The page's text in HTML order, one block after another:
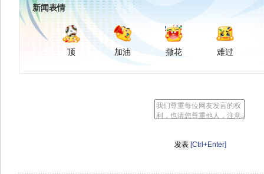
新闻表情
顶 加油 撒花 难过
[Ctrl+Enter]